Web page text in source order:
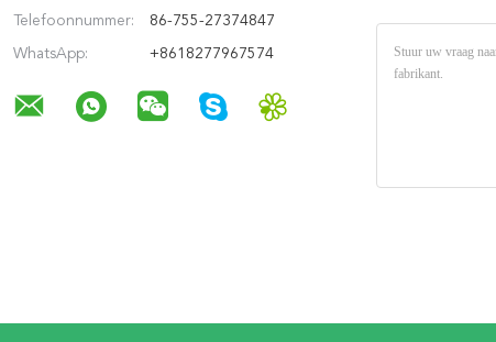
Telefoonnummer: 86-755-27374847
WhatsApp: +8618277967574